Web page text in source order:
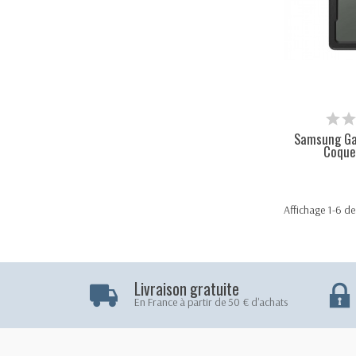
Samsung
Affichage 1-6
Livraison gratuite
En France à partir de 50 € d'achats